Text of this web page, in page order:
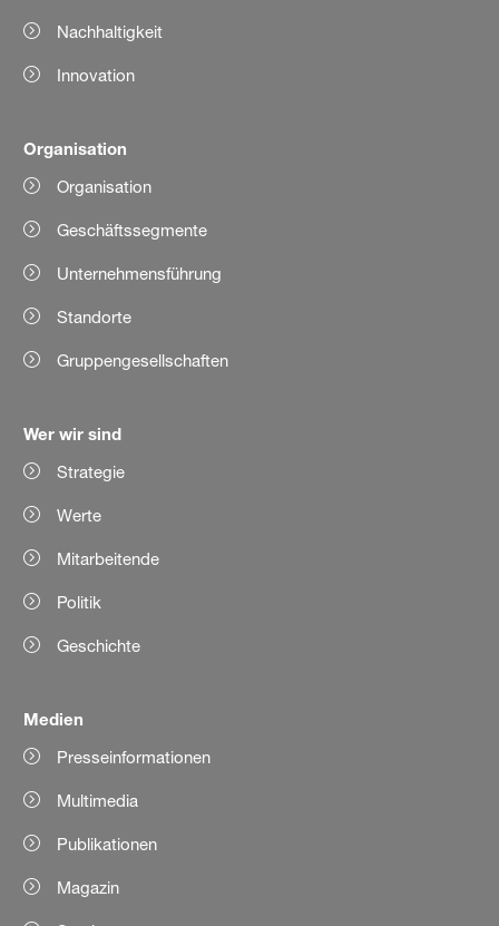
Nachhaltigkeit
Innovation
Organisation
Organisation
Geschäftssegmente
Unternehmensführung
Standorte
Gruppengesellschaften
Wer wir sind
Strategie
Werte
Mitarbeitende
Politik
Geschichte
Medien
Presseinformationen
Multimedia
Publikationen
Magazin